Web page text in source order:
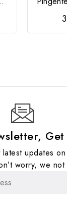
updates
worry, we not